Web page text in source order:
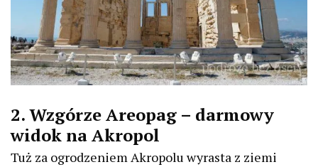
2. Wzgórze Areopag – darmowy
widok na Akropol
Tuż za ogrodzeniem Akropolu wyrasta z ziemi